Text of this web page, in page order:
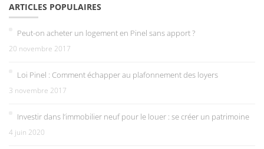
ARTICLES POPULAIRES
Peut-on acheter un logement en Pinel sans apport ?
20 novembre 2017
Loi Pinel : Comment échapper au plafonnement des loyers
3 novembre 2017
Investir dans l’immobilier neuf pour le louer : se créer un patrimoine
4 juin 2020